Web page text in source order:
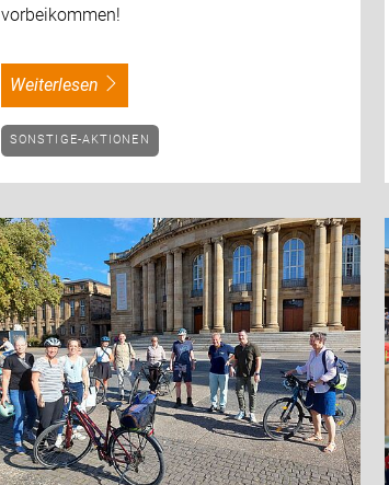
vorbeikommen!
weiterlesen
SONSTIGE-AKTIONEN